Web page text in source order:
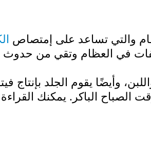
والتي تساعد على إمتصاص
في العظام وتقي من حدوث
وأيضًا يقوم الجلد بإنتاج
الباكر. يمكنك